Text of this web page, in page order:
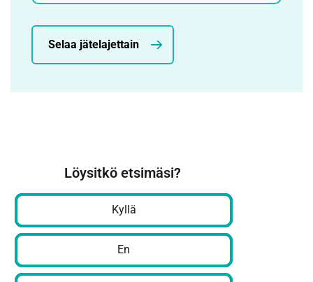
Selaa jätelajettain
Löysitkö etsimäsi?
Kyllä
En